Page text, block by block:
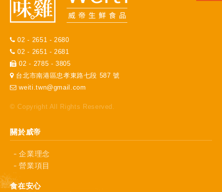
02 - 2651 - 2680
02 - 2651 - 2681
02 - 2785 - 3805
台北市南港區忠孝東路七段 587 號
weiti.twn@gmail.com
© Copyright All Rights Reserved.
關於威帝
企業理念
營業項目
食在安心